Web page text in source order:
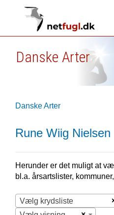
Danske Arter
Danske Arter
Rune Wiig Nielsen
Herunder er det muligt at
bl.a. årsartslister,
Vælg krydsliste